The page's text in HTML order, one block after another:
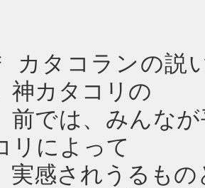
タコランの説
神カタコリの
は、みんなが
リによって
されうるもの